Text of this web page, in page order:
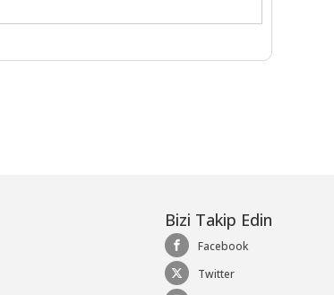
Bizi Takip Edin
Facebook
Twitter